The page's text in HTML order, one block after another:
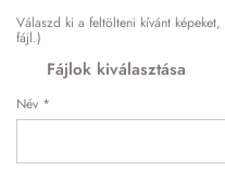
Válaszd ki a feltölteni kívánt
fájl.)
Fájlok kiválasztása
Név *